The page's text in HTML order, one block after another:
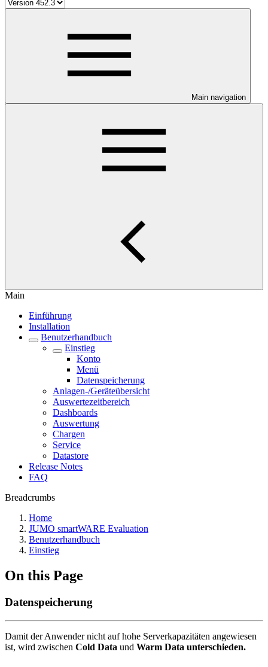
Main navigation
Main
Einführung
Installation
Benutzerhandbuch
Einstieg
Konto
Menü
Datenspeicherung
Anlagen-/Geräteübersicht
Auswertezeitbereich
Dashboards
Auswertung
Chargen
Service
Datastore
Release Notes
FAQ
Breadcrumbs
Home
JUMO smartWARE Evaluation
Benutzerhandbuch
Einstieg
On this Page
Datenspeicherung
Damit der Anwender nicht auf hohe Serverkapazitäten angewiesen
ist, wird zwischen Cold Data und Warm Data unterschieden.